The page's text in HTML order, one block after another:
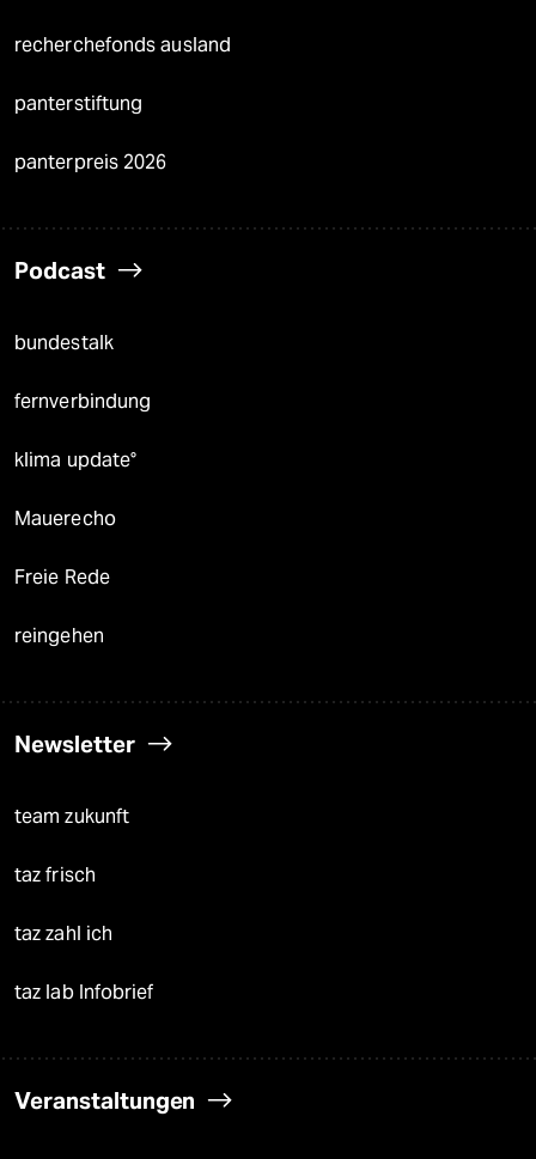
recherchefonds ausland
panterstiftung
panterpreis 2026
Podcast
bundestalk
fernverbindung
klima update°
Mauerecho
Freie Rede
reingehen
Newsletter
team zukunft
taz frisch
taz zahl ich
taz lab Infobrief
Veranstaltungen